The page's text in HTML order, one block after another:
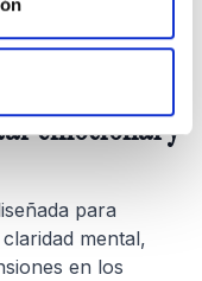
administrativas y
emocional y
para
mental,
en los